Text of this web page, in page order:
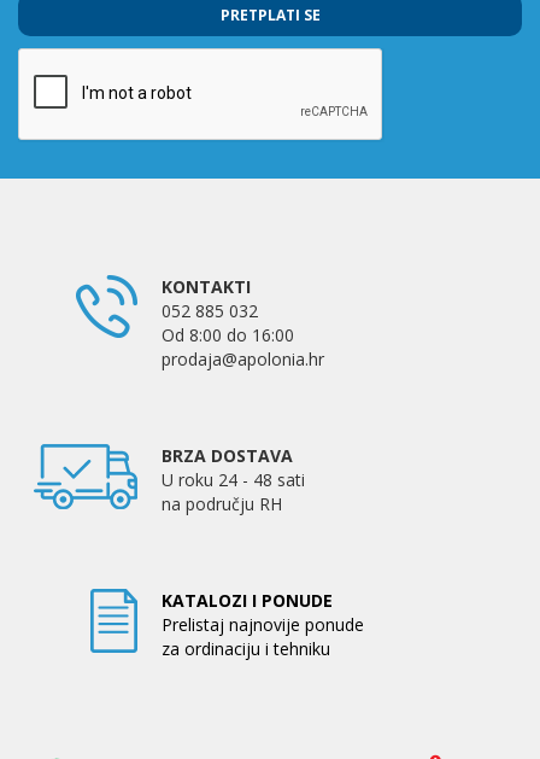
PRETPLATI SE
KONTAKTI
052 885 032
Od 8:00 do 16:00
prodaja@apolonia.hr
BRZA DOSTAVA
U roku 24 - 48 sati
na području RH
KATALOZI I PONUDE
Prelistaj najnovije ponude
za ordinaciju i tehniku